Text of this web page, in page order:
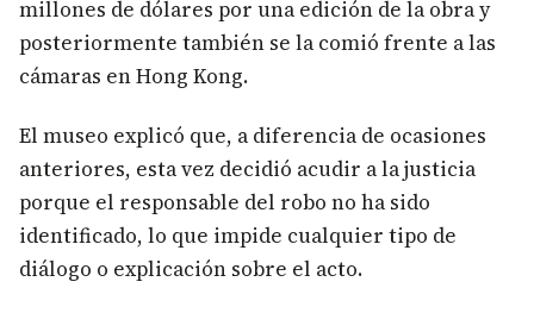
millones de dólares por una edición de la obra y
posteriormente también se la comió frente a las
cámaras en Hong Kong.
El museo explicó que, a diferencia de ocasiones
anteriores, esta vez decidió acudir a la justicia
porque el responsable del robo no ha sido
identificado, lo que impide cualquier tipo de
diálogo o explicación sobre el acto.